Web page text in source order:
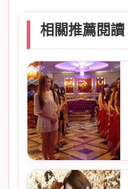
相關推薦閱讀